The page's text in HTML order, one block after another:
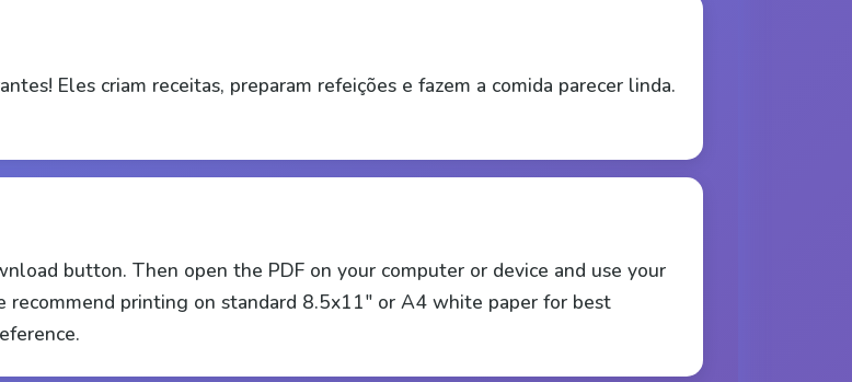
Eles criam receitas, preparam refeições e fazem a comida parecer linda.
button. Then open the PDF on your computer or device and use your
recommend printing on standard 8.5x11" or A4 white paper for best